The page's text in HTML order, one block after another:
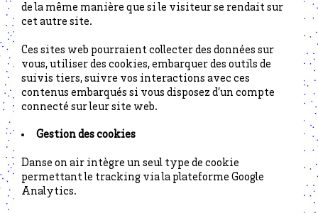
de la même manière que si le visiteur se rendait sur
cet autre site.
Ces sites web pourraient collecter des données sur
vous, utiliser des cookies, embarquer des outils de
suivis tiers, suivre vos interactions avec ces
contenus embarqués si vous disposez d’un compte
connecté sur leur site web.
Gestion des cookies
Danse on air intègre un seul type de cookie
permettant le tracking via la plateforme Google
Analytics.